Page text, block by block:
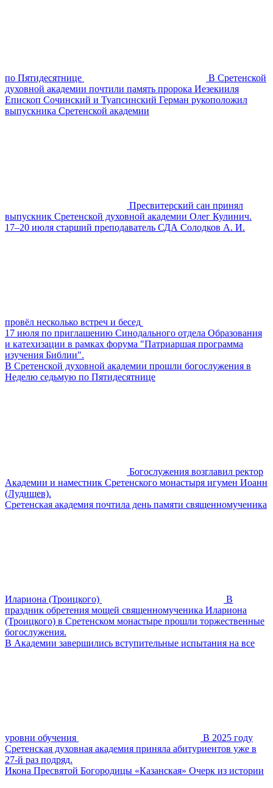
по Пятидесятнице
В Сретенской
духовной академии почтили память пророка Иезекииля
Епископ Сочинский и Туапсинский Герман рукоположил
выпускника Сретенской академии
Пресвитерский сан принял
выпускник Сретенской духовной академии Олег Кулинич.
17–20 июля старший преподаватель СДА Солодков А. И.
провёл несколько встреч и бесед
17 июля по приглашению Синодального отдела Образования
и катехизации в рамках форума "Патриаршая программа
изучения Библии".
В Сретенской духовной академии прошли богослужения в
Неделю седьмую по Пятидесятнице
Богослужения возглавил ректор
Академии и наместник Сретенского монастыря игумен Иоанн
(Лудищев).
Сретенская академия почтила день памяти священномученика
Илариона (Троицкого)
В
праздник обретения мощей священномученика Илариона
(Троицкого) в Сретенском монастыре прошли торжественные
богослужения.
В Академии завершились вступительные испытания на все
уровни обучения
В 2025 году
Сретенская духовная академия приняла абитуриентов уже в
27-й раз подряд.
Икона Пресвятой Богородицы «Казанская» Очерк из истории